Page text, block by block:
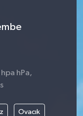
hPa,
Ovacık